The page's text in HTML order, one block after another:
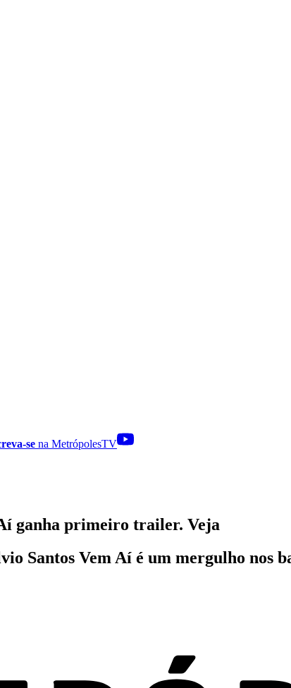
se na MetrópolesTV
ganha primeiro trailer. Veja
Santos Vem Aí é um mergulho nos